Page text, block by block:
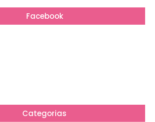
Facebook
Categorias